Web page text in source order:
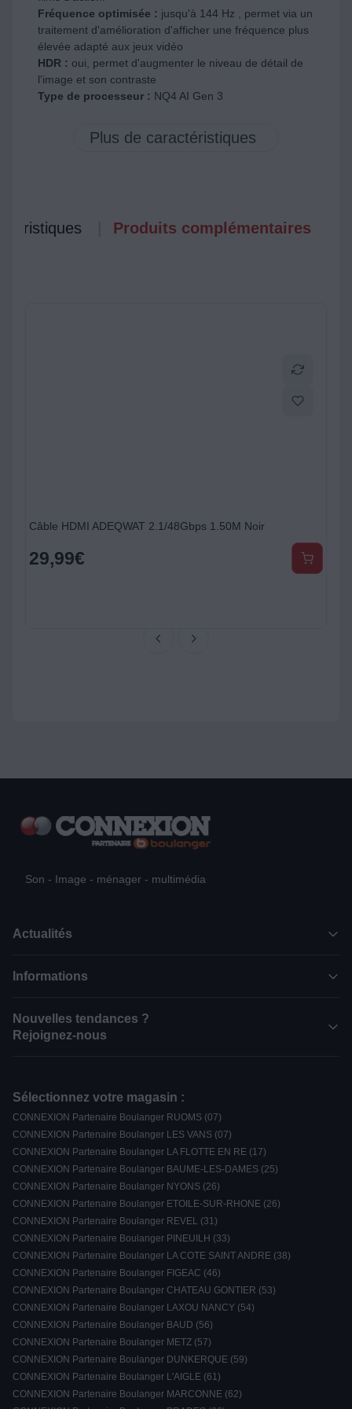
Fréquence optimisée : jusqu'à 144 Hz , permet via un
traitement d'amélioration d'afficher une fréquence plus
élevée adapté aux jeux vidéo
HDR : oui, permet d'augmenter le niveau de détail de
l'image et son contraste
Type de processeur : NQ4 AI Gen 3
Produits complémentaires
Câble HDMI ADEQWAT 2.1/48Gbps 1.50M Noir
29,99€
Son - Image - ménager - multimédia
Actualités
Informations
Nouvelles tendances ?
Rejoignez-nous
Sélectionnez votre magasin :
CONNEXION Partenaire Boulanger RUOMS (07)
CONNEXION Partenaire Boulanger LES VANS (07)
CONNEXION Partenaire Boulanger LA FLOTTE EN RE (17)
CONNEXION Partenaire Boulanger BAUME-LES-DAMES (25)
CONNEXION Partenaire Boulanger NYONS (26)
CONNEXION Partenaire Boulanger ETOILE-SUR-RHONE (26)
CONNEXION Partenaire Boulanger REVEL (31)
CONNEXION Partenaire Boulanger PINEUILH (33)
CONNEXION Partenaire Boulanger LA COTE SAINT ANDRE (38)
CONNEXION Partenaire Boulanger FIGEAC (46)
CONNEXION Partenaire Boulanger CHATEAU GONTIER (53)
CONNEXION Partenaire Boulanger LAXOU NANCY (54)
CONNEXION Partenaire Boulanger BAUD (56)
CONNEXION Partenaire Boulanger METZ (57)
CONNEXION Partenaire Boulanger DUNKERQUE (59)
CONNEXION Partenaire Boulanger L'AIGLE (61)
CONNEXION Partenaire Boulanger MARCONNE (62)